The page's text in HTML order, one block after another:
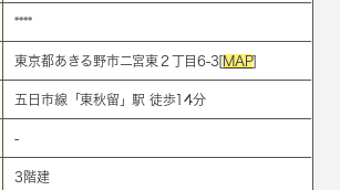
****
東京都あきる野市二宮東２丁目6-3[ MAP]
五日市線 「 東秋留 」駅 徒歩14分
-
3階建